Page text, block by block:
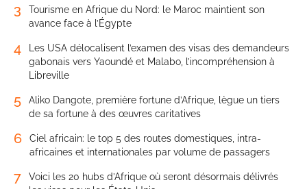
3
Tourisme en Afrique du Nord: le Maroc maintient son
avance face à l’Égypte
4
Les USA délocalisent l’examen des visas des demandeurs
gabonais vers Yaoundé et Malabo, l’incompréhension à
Libreville
5
Aliko Dangote, première fortune d’Afrique, lègue un tiers
de sa fortune à des œuvres caritatives
6
Ciel africain: le top 5 des routes domestiques, intra-
africaines et internationales par volume de passagers
7
Voici les 20 hubs d’Afrique où seront désormais délivrés